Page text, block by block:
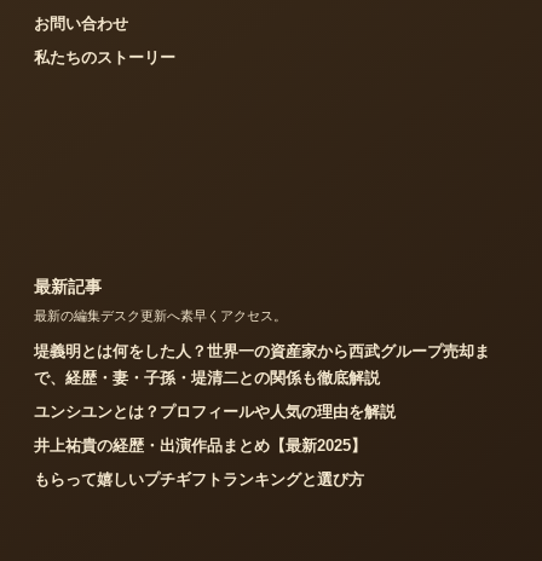
お問い合わせ
私たちのストーリー
最新記事
最新の編集デスク更新へ素早くアクセス。
堤義明とは何をした人？世界一の資産家から西武グループ売却ま
で、経歴・妻・子孫・堤清二との関係も徹底解説
ユンシユンとは？プロフィールや人気の理由を解説
井上祐貴の経歴・出演作品まとめ【最新2025】
もらって嬉しいプチギフトランキングと選び方